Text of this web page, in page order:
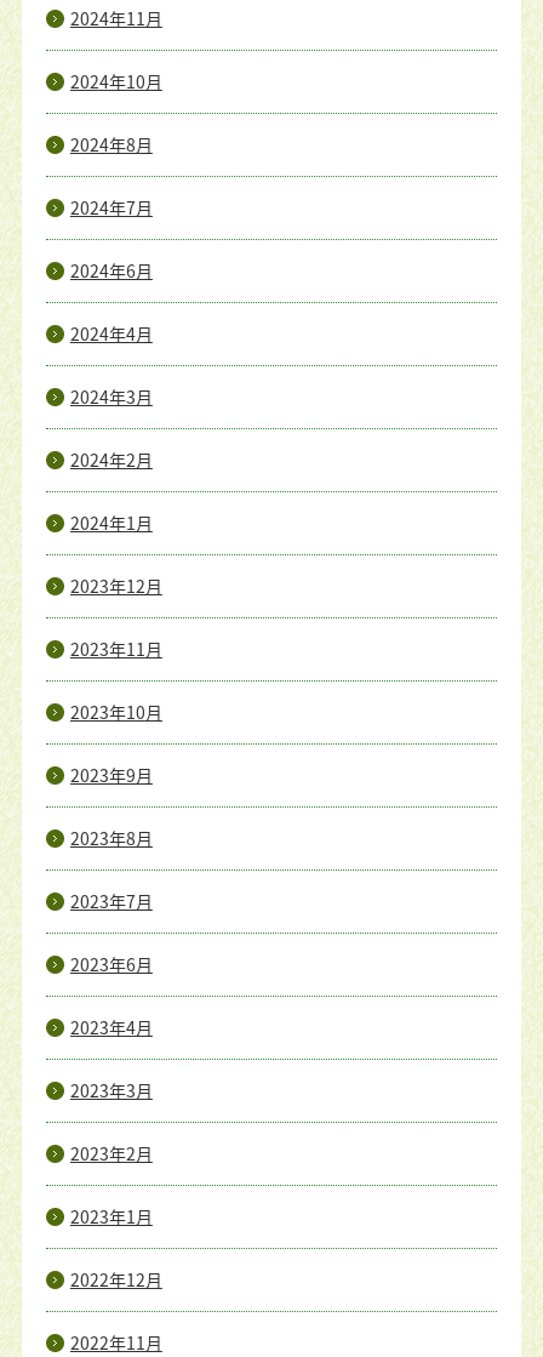
2024年11月
2024年10月
2024年8月
2024年7月
2024年6月
2024年4月
2024年3月
2024年2月
2024年1月
2023年12月
2023年11月
2023年10月
2023年9月
2023年8月
2023年7月
2023年6月
2023年4月
2023年3月
2023年2月
2023年1月
2022年12月
2022年11月